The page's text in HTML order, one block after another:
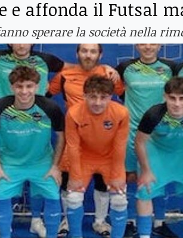
e affonda il Futsal
sperare la società nella